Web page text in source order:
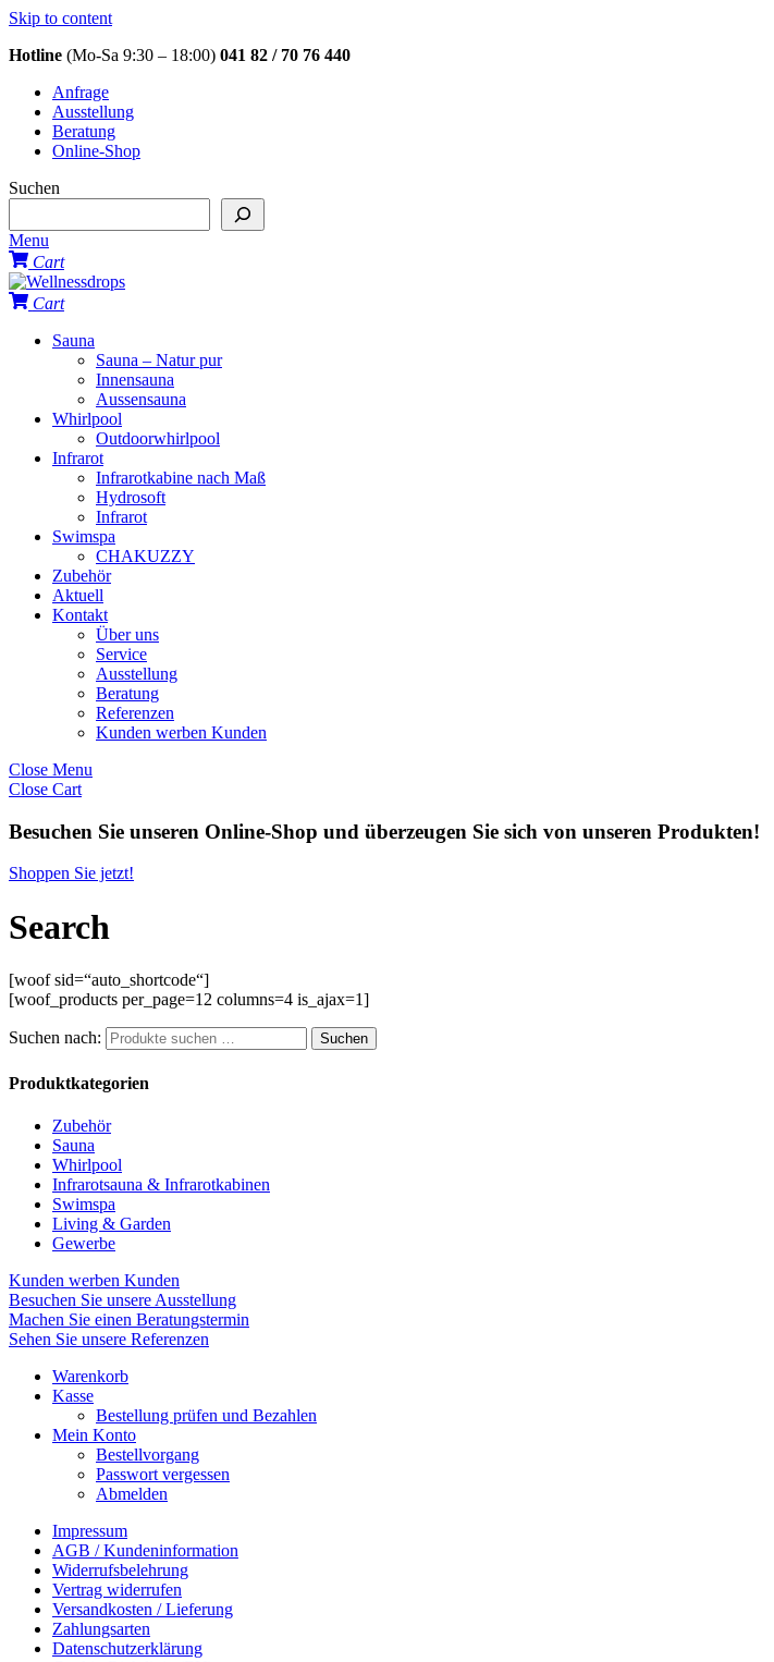
Skip to content
Hotline (Mo-Sa 9:30 – 18:00) 041 82 / 70 76 440
Anfrage
Ausstellung
Beratung
Online-Shop
Suchen
Menu
Cart
Cart
Sauna
Sauna – Natur pur
Innensauna
Aussensauna
Whirlpool
Outdoorwhirlpool
Infrarot
Infrarotkabine nach Maß
Hydrosoft
Infrarot
Swimspa
CHAKUZZY
Zubehör
Aktuell
Kontakt
Über uns
Service
Ausstellung
Beratung
Referenzen
Kunden werben Kunden
Close Menu
Close Cart
Besuchen Sie unseren Online-Shop und überzeugen Sie sich von unseren Produkten!
Shoppen Sie jetzt!
Search
[woof sid=“auto_shortcode“]
[woof_products per_page=12 columns=4 is_ajax=1]
Suchen nach: Suchen
Produktkategorien
Zubehör
Sauna
Whirlpool
Infrarotsauna & Infrarotkabinen
Swimspa
Living & Garden
Gewerbe
Kunden werben Kunden
Besuchen Sie unsere Ausstellung
Machen Sie einen Beratungstermin
Sehen Sie unsere Referenzen
Warenkorb
Kasse
Bestellung prüfen und Bezahlen
Mein Konto
Bestellvorgang
Passwort vergessen
Abmelden
Impressum
AGB / Kundeninformation
Widerrufsbelehrung
Vertrag widerrufen
Versandkosten / Lieferung
Zahlungsarten
Datenschutzerklärung